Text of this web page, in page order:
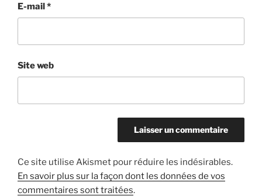
E-mail*
Site web
Ce site utilise Akismet pour réduire les indésirables.
En savoir plus sur la façon dont les données de vos
commentaires sont traitées.